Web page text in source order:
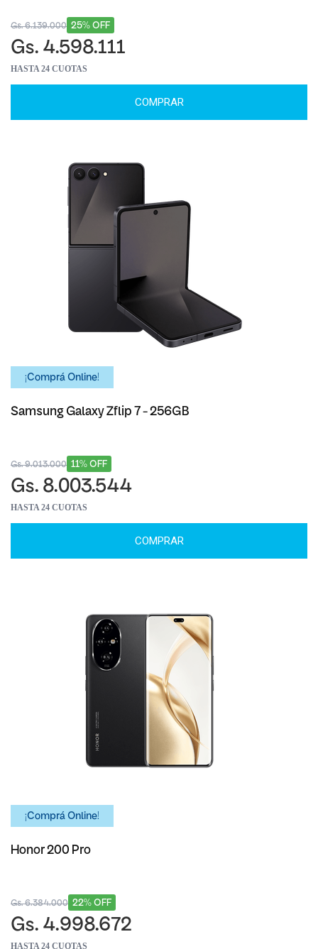
25% OFF
Gs. 6.139.000
Gs. 4.598.111
HASTA 24 CUOTAS
COMPRAR
¡Comprá Online!
Samsung Galaxy Zflip 7 - 256GB
11% OFF
Gs. 9.013.000
Gs. 8.003.544
HASTA 24 CUOTAS
COMPRAR
¡Comprá Online!
Honor 200 Pro
22% OFF
Gs. 6.384.000
Gs. 4.998.672
HASTA 24 CUOTAS